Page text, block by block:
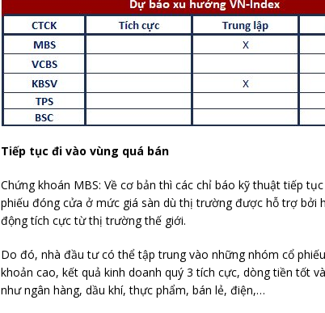
Tiếp tục đi vào vùng quá bán
Chứng khoán MBS: Về cơ bản thì các chỉ báo kỹ thuật tiếp
phiếu đóng cửa ở mức giá sàn dù thị trường được hỗ trợ bởi
động tích cực từ thị trường thế giới.
Do đó, nhà đầu tư có thể tập trung vào những nhóm cổ
khoản cao, kết quả kinh doanh quý 3 tích cực, dòng tiền tốt
như ngân hàng, dầu khí, thực phẩm, bán lẻ, điện,…